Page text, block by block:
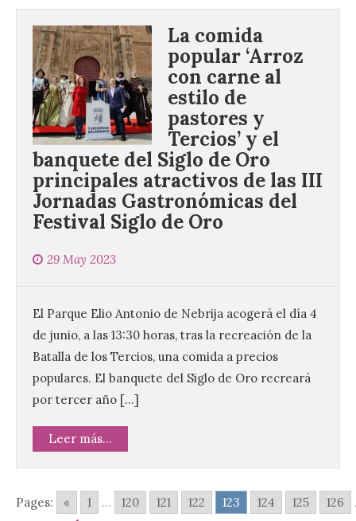
La comida
popular ‘Arroz
con carne al
estilo de
pastores y
Tercios’ y el
banquete del Siglo de Oro
principales atractivos de las III
Jornadas Gastronómicas del
Festival Siglo de Oro
29 May 2023
El Parque Elio Antonio de Nebrija acogerá el día 4
de junio, a las 13:30 horas, tras la recreación de la
Batalla de los Tercios, una comida a precios
populares. El banquete del Siglo de Oro recreará
por tercer año […]
Leer más...
Pages: « 1 ... 120 121 122 123 124 125 126
El Mercado Medieval abre
sus puertas en La Bañeza
un amplio programa de
La programación
incorpora un amplio
calendario de actividades
de animación dirigidas a
todos los públicos. La
martes 4 de agosto una nueva edición de
su tradicional Mercado Medieval, que